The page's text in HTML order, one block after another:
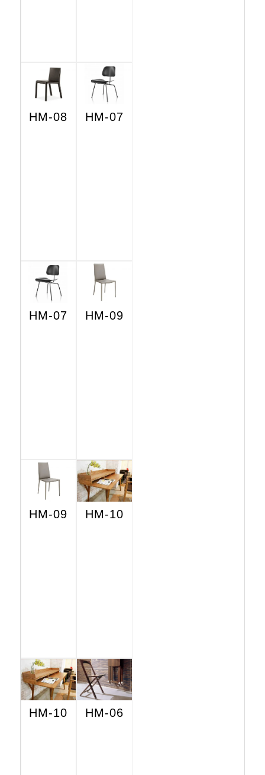
HM-08 HM-07
HM-07 HM-09
HM-09 HM-10
HM-10 HM-06